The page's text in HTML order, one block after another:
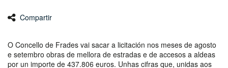
Compartir
O Concello de Frades vai sacar a licitación nos meses de agosto
e setembro obras de mellora de estradas e de accesos a aldeas
por un importe de 437.806 euros. Unhas cifras que, unidas aos